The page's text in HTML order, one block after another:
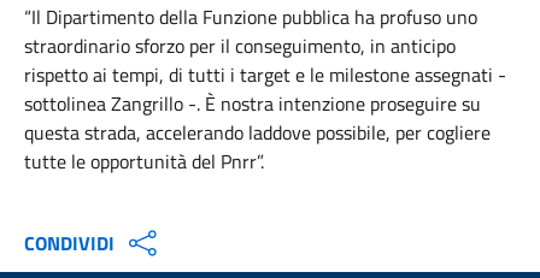
“Il Dipartimento della Funzione pubblica ha profuso uno
straordinario sforzo per il conseguimento, in anticipo
rispetto ai tempi, di tutti i target e le milestone assegnati -
sottolinea Zangrillo -. È nostra intenzione proseguire su
questa strada, accelerando laddove possibile, per cogliere
tutte le opportunità del Pnrr”.
CONDIVIDI